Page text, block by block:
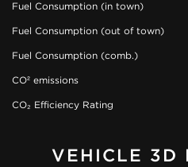
Fuel Consumption (in town)
Fuel Consumption (out of town)
Fuel Consumption (comb.)
CO² emissions
CO₂ Efficiency Rating
VEHICLE 3D